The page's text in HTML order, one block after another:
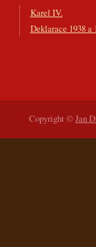
Karel IV.
Deklarace 1938 a
Copyright ©Jan